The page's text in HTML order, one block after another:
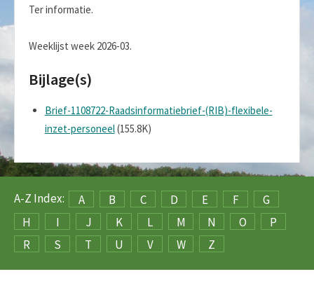
Ter informatie.
Weeklijst week 2026-03.
Bijlage(s)
Brief-1108722-Raadsinformatiebrief-(RIB)-flexibele-
inzet-personeel(155.8K)
A-Z Index: A B C D E F
G
H
I J K L M N O
P
R
S T U V W Z